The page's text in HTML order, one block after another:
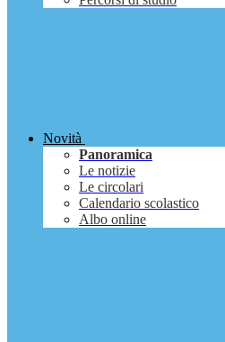
Novità
Panoramica
Le notizie
Le circolari
Calendario scolastico
Albo online